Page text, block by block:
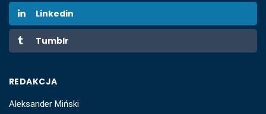
Linkedin
Tumblr
REDAKCJA
Aleksander Miński